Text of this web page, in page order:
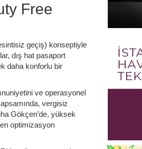
Free
geçiş) konseptiyle
dış hat pasaport
daha konforlu bir
ve operasyonel
vergisiz
Gökçen’de, yüksek
optimizasyon